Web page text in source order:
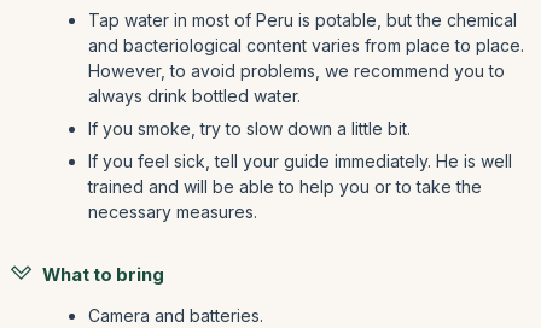
Tap water in most of Peru is potable, but the chemical
and bacteriological content varies from place to place.
However, to avoid problems, we recommend you to
always drink bottled water.
If you smoke, try to slow down a little bit.
If you feel sick, tell your guide immediately. He is well
trained and will be able to help you or to take the
necessary measures.
What to bring
Camera and batteries.